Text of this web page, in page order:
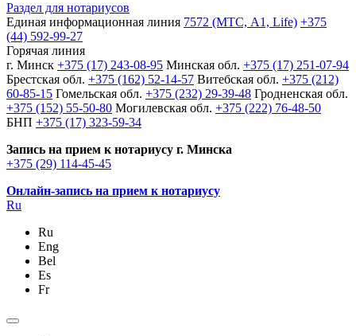
Раздел для нотариусов
Единая информационная линия 7572 (МТС, A1, Life) +375
(44) 592-99-27
Горячая линия
г. Минск +375 (17) 243-08-95 Минская обл. +375 (17) 251-07-94
Брестская обл. +375 (162) 52-14-57 Витебская обл. +375 (212)
60-85-15 Гомельская обл. +375 (232) 29-39-48 Гродненская обл.
+375 (152) 55-50-80 Могилевская обл. +375 (222) 76-48-50
БНП +375 (17) 323-59-34
Запись на прием к нотариусу г. Минска
+375 (29) 114-45-45
Онлайн-запись на прием к нотариусу
Ru
Ru
Eng
Bel
Es
Fr